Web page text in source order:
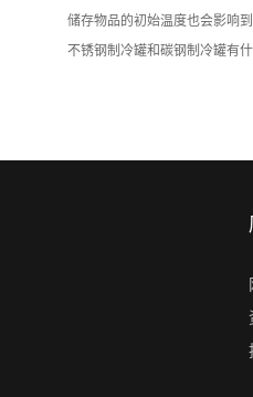
储存物品的初始温度也会影响
不锈钢制冷罐和碳钢制冷罐有